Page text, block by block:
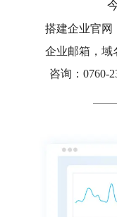
搭建企业官网
企业邮箱，域
咨询：0760-